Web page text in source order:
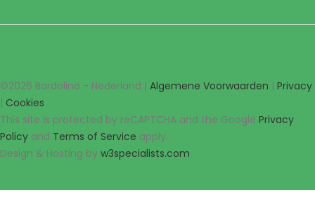
©2026 Bardolino - Nederland | Algemene Voorwaarden | Privacy
| Cookies
This site is protected by reCAPTCHA and the Google Privacy
Policy and Terms of Service apply.
Design & Hosting by w3specialists.com